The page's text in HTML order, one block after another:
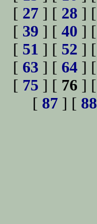
[ 27 ] [ 28 ] [
[ 39 ] [ 40 ] [
[ 51 ] [ 52 ] [
[ 63 ] [ 64 ] [
[ 75 ] [ 76 ] [
[ 87 ] [ 88